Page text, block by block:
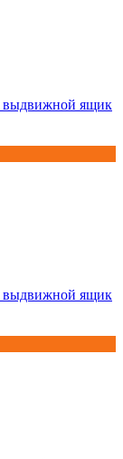
выдвижной ящик
выдвижной ящик